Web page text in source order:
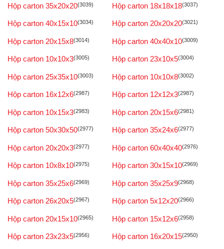
Hộp carton 35x20x20(3039) Hộp carton 18x18x18(3037)
Hộp carton 40x15x10(3034) Hộp carton 20x20x20(3021)
Hộp carton 20x15x8(3014) Hộp carton 40x40x10(3009)
Hộp carton 10x10x3(3005) Hộp carton 23x10x5(3004)
Hộp carton 25x35x10(3003) Hộp carton 10x10x8(3002)
Hộp carton 16x12x6(2987) Hộp carton 12x12x3(2987)
Hộp carton 10x15x3(2983) Hộp carton 20x15x6(2981)
Hộp carton 50x30x50(2977) Hộp carton 35x24x6(2977)
Hộp carton 20x20x3(2977) Hộp carton 60x40x40(2976)
Hộp carton 10x8x10(2975) Hộp carton 30x15x10(2969)
Hộp carton 35x25x6(2969) Hộp carton 35x25x9(2968)
Hộp carton 26x20x5(2967) Hộp carton 5x12x20(2966)
Hộp carton 20x15x10(2965) Hộp carton 15x12x6(2958)
Hộp carton 23x23x5(2956) Hộp carton 16x20x15(2950)